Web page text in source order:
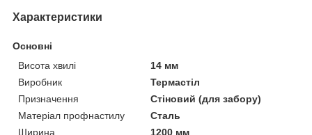
Характеристики
Основні
Висота хвилі
14 мм
Виробник
Термастіл
Призначення
Стіновий (для забору)
Матеріал профнастилу
Сталь
Ширина
1200 мм